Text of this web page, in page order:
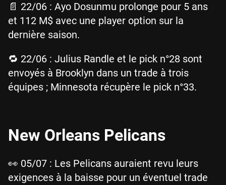
📄 22/06 : Ayo Dosunmu prolonge pour 5 ans
et 112 M$ avec une player option sur la
dernière saison.
🔁 22/06 : Julius Randle et le pick n°28 sont
envoyés à Brooklyn dans un trade à trois
équipes ; Minnesota récupère le pick n°33.
New Orleans Pelicans
👀 05/07 : Les Pelicans auraient revu leurs
exigences à la baisse pour un éventuel trade